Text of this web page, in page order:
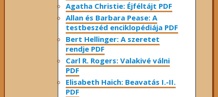
Agatha Christie: Éjféltájt PDF
Allan és Barbara Pease: A
testbeszéd enciklopédiája PDF
Bert Hellinger: A ​szeretet
rendje PDF
Carl R. Rogers: Valakivé válni
PDF
Elisabeth Haich: Beavatás I.-II.
PDF